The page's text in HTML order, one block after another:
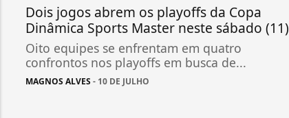
Dois jogos abrem os playoffs da Copa
Dinâmica Sports Master neste sábado (11)
Oito equipes se enfrentam em quatro
confrontos nos playoffs em busca de...
MAGNOS ALVES - 10 DE JULHO